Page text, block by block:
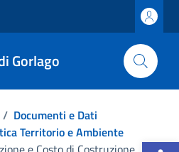
Gorlago
/ Documenti e Dati
Territorio e Ambiente